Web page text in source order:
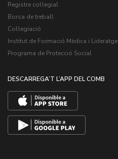
Registre col·legial
Borsa de treball
Col·legiació
Institut de Formació Mèdica i Lideratge
Programa de Protecció Social
DESCARREGA’T L’APP DEL COMB